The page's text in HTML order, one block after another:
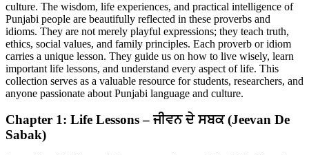
culture. The wisdom, life experiences, and practical intelligence of
Punjabi people are beautifully reflected in these proverbs and
idioms. They are not merely playful expressions; they teach truth,
ethics, social values, and family principles. Each proverb or idiom
carries a unique lesson. They guide us on how to live wisely, learn
important life lessons, and understand every aspect of life. This
collection serves as a valuable resource for students, researchers, and
anyone passionate about Punjabi language and culture.
Chapter 1: Life Lessons – ਜੀਵਨ ਦੇ ਸਬਕ (Jeevan De
Sabak)